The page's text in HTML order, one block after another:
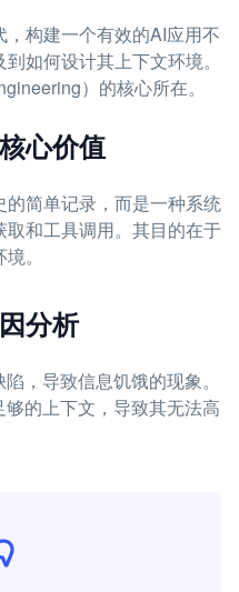
构建一个有效的AI应用不
如何设计其上下文环境。
）的核心所在。
心价值
简单记录，而是一种系统
和工具调用。其目的在于
。
分析
，导致信息饥饿的现象。
的上下文，导致其无法高